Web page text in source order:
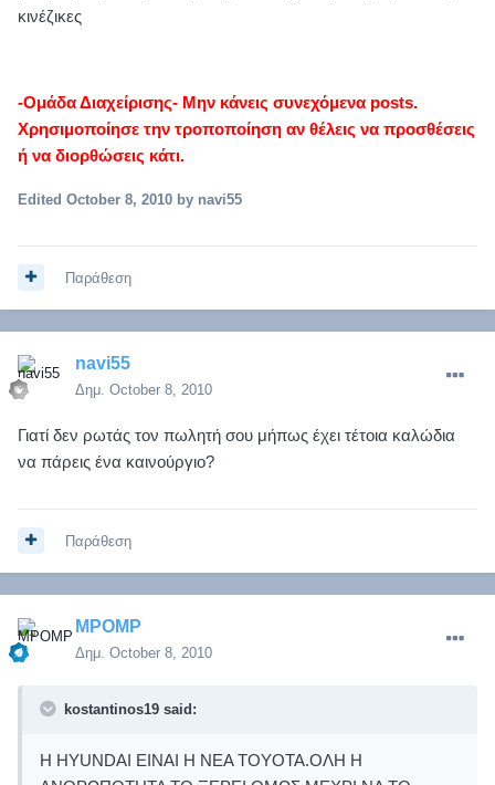
κινέζικες
-Ομάδα Διαχείρισης- Μην κάνεις συνεχόμενα posts.
Χρησιμοποίησε την τροποποίηση αν θέλεις να προσθέσεις
ή να διορθώσεις κάτι.
Edited October 8, 2010 by navi55
Παράθεση
navi55
Δημ. October 8, 2010
Γιατί δεν ρωτάς τον πωλητή σου μήπως έχει τέτοια καλώδια
να πάρεις ένα καινούργιο?
Παράθεση
MPOMP
Δημ. October 8, 2010
kostantinos19 said:
Η HYUNDAI ΕΙΝΑΙ Η ΝΕΑ TOYOTA.ΟΛΗ Η